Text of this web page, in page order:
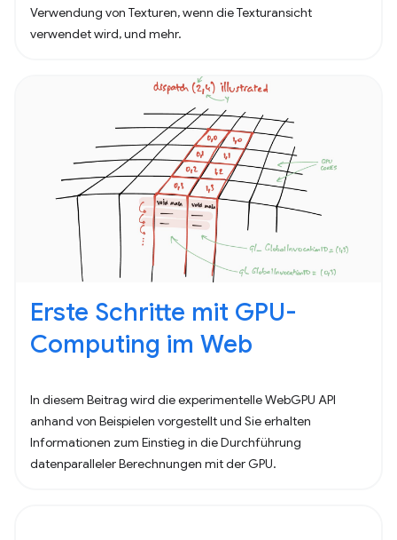
Verwendung von Texturen, wenn die Texturansicht
verwendet wird, und mehr.
Erste Schritte mit GPU-
Computing im Web
In diesem Beitrag wird die experimentelle WebGPU API
anhand von Beispielen vorgestellt und Sie erhalten
Informationen zum Einstieg in die Durchführung
datenparalleler Berechnungen mit der GPU.